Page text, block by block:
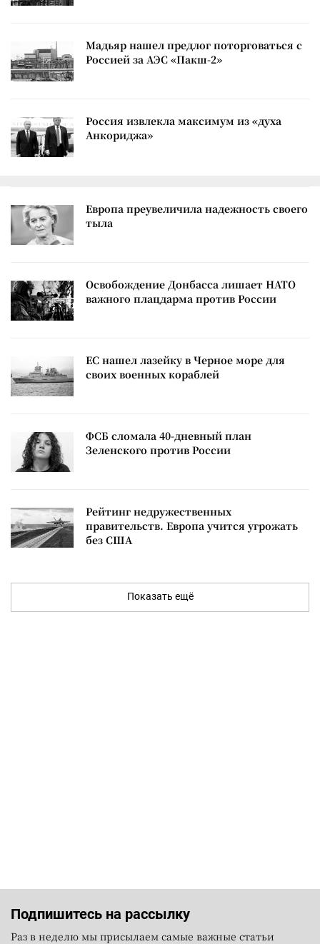
Мадьяр нашел предлог поторговаться с
Россией за АЭС «Пакш-2»
Россия извлекла максимум из «духа
Анкориджа»
Европа преувеличила надежность своего
тыла
Освобождение Донбасса лишает НАТО
важного плацдарма против России
ЕС нашел лазейку в Черное море для
своих военных кораблей
ФСБ сломала 40-дневный план
Зеленского против России
Рейтинг недружественных
правительств. Европа учится угрожать
без США
Показать ещё
Подпишитесь на рассылку
Раз в неделю мы присылаем самые важные статьи